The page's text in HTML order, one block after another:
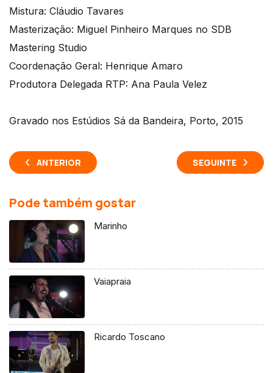
Mistura: Cláudio Tavares
Masterização: Miguel Pinheiro Marques no SDB
Mastering Studio
Coordenação Geral: Henrique Amaro
Produtora Delegada RTP: Ana Paula Velez
Gravado nos Estúdios Sá da Bandeira, Porto, 2015
ANTERIOR SEGUINTE
Pode também gostar
Marinho
Vaiapraia
Ricardo Toscano